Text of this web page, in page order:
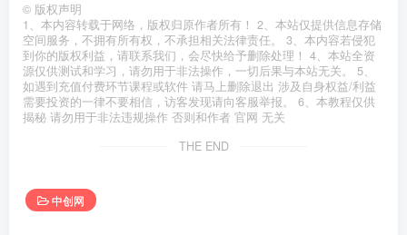
© 版权声明
1、本内容转载于网络，版权归原作者所有！ 2、本站仅提供信息存储
空间服务，不拥有所有权，不承担相关法律责任。 3、本内容若侵犯
到你的版权利益，请联系我们，会尽快给予删除处理！ 4、本站全资
源仅供测试和学习，请勿用于非法操作，一切后果与本站无关。 5、
如遇到充值付费环节课程或软件 请马上删除退出 涉及自身权益/利益
需要投资的一律不要相信，访客发现请向客服举报。 6、本教程仅供
揭秘 请勿用于非法违规操作 否则和作者 官网 无关
THE END
中创网